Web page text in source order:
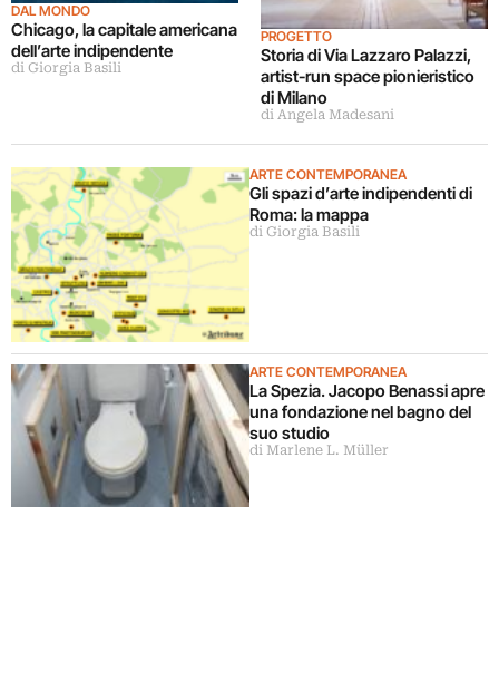
DAL MONDO
Chicago, la capitale americana
dell’arte indipendente
di Giorgia Basili
PROGETTO
Storia di Via Lazzaro Palazzi,
artist-run space pionieristico
di Milano
di Angela Madesani
ARTE CONTEMPORANEA
Gli spazi d’arte indipendenti di
Roma: la mappa
di Giorgia Basili
ARTE CONTEMPORANEA
La Spezia. Jacopo Benassi apre
una fondazione nel bagno del
suo studio
di Marlene L. Müller